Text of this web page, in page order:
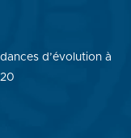
d’évolution à